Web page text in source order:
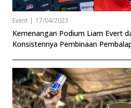
Event | 17/04/2023
Kemenangan Podium Liam Evert
Konsistennya Pembinaan